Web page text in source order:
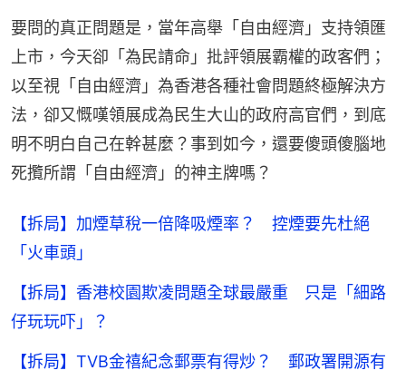
要問的真正問題是，當年高舉「自由經濟」支持領匯
上市，今天卻「為民請命」批評領展霸權的政客們；
以至視「自由經濟」為香港各種社會問題終極解決方
法，卻又慨嘆領展成為民生大山的政府高官們，到底
明不明白自己在幹甚麼？事到如今，還要傻頭傻腦地
死攬所謂「自由經濟」的神主牌嗎？
【拆局】加煙草稅一倍降吸煙率？ 控煙要先杜絕
「火車頭」
【拆局】香港校園欺凌問題全球最嚴重 只是「細路
仔玩玩吓」？
【拆局】TVB金禧紀念郵票有得炒？ 郵政署開源有